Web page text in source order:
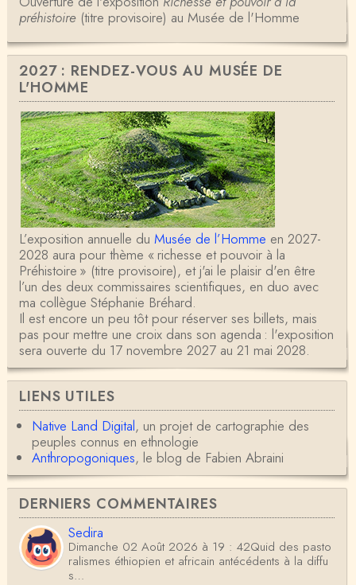
préhistoire(titre provisoire) au Musée de l'Homme
2027 : RENDEZ-VOUS AU MUSÉE DE
L'HOMME
L’exposition annuelle du Musée de l’Homme en 2027-
2028 aura pour thème « richesse et pouvoir à la
Préhistoire » (titre provisoire), et j'ai le plaisir d'en être
l’un des deux commissaires scientifiques, en duo avec
ma collègue Stéphanie Bréhard.
Il est encore un peu tôt pour réserver ses billets, mais
pas pour mettre une croix dans son agenda : l'exposition
sera ouverte du 17 novembre 2027 au 21 mai 2028.
LIENS UTILES
Native Land Digital, un projet de cartographie des
peuples connus en ethnologie
Anthropogoniques, le blog de Fabien Abraini
DERNIERS COMMENTAIRES
Sedira
Dimanche 02 Août 2026 à 19 : 42Quid des pasto
ralismes éthiopien et africain antécédents à la diffu
s…